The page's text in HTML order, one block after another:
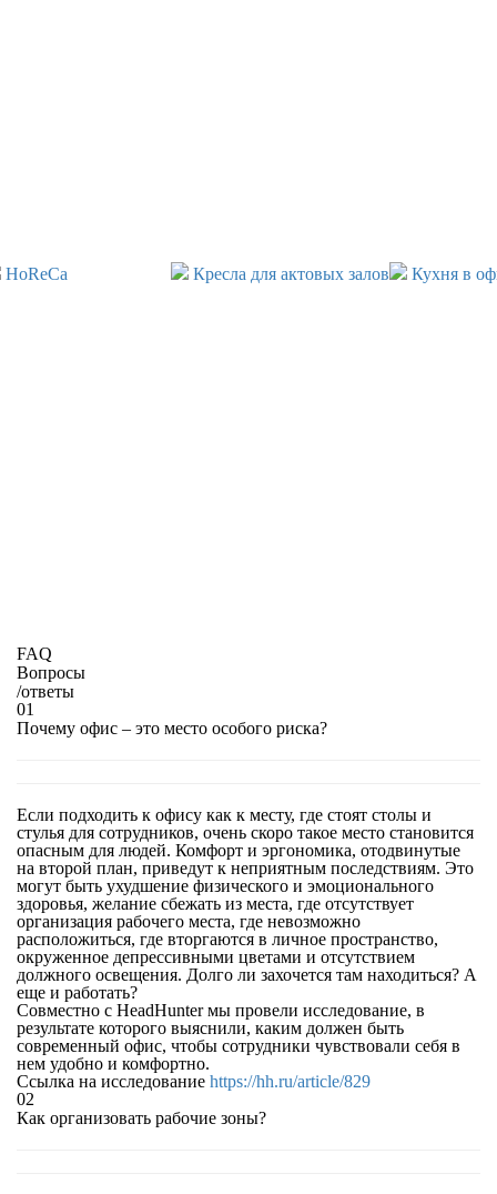
Кухня в
HoReCa Кресла для актовых залов
FAQ
Вопросы
/ответы
01
Почему офис – это место особого риска?
Если подходить к офису как к месту, где стоят столы и
стулья для сотрудников, очень скоро такое место становится
опасным для людей. Комфорт и эргономика, отодвинутые
на второй план, приведут к неприятным последствиям. Это
могут быть ухудшение физического и эмоционального
здоровья, желание сбежать из места, где отсутствует
организация рабочего места, где невозможно
расположиться, где вторгаются в личное пространство,
окруженное депрессивными цветами и отсутствием
должного освещения. Долго ли захочется там находиться? А
еще и работать?
Совместно с HeadHunter мы провели исследование, в
результате которого выяснили, каким должен быть
современный офис, чтобы сотрудники чувствовали себя в
нем удобно и комфортно.
Ссылка на исследование https://hh.ru/article/829
02
Как организовать рабочие зоны?